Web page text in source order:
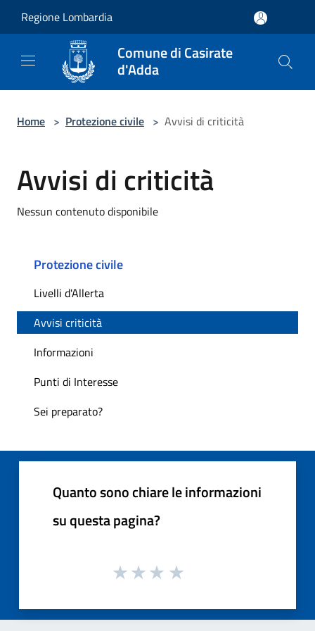
Regione Lombardia
Comune di Casirate
d'Adda
Home > Protezione civile > Avvisi di criticità
Avvisi di criticità
Nessun contenuto disponibile
Protezione civile
Livelli d'Allerta
Avvisi criticità
Informazioni
Punti di Interesse
Sei preparato?
Quanto sono chiare le informazioni
su questa pagina?